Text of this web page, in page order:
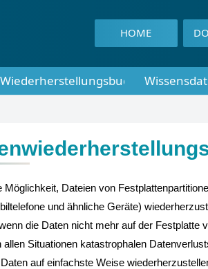
HOME
Wiederherstellungsbuch
Dateien von
und ähnliche Geräte)
die Daten nicht mehr auf der Festplatte
Situationen katastrophalen
auf einfachste Weise